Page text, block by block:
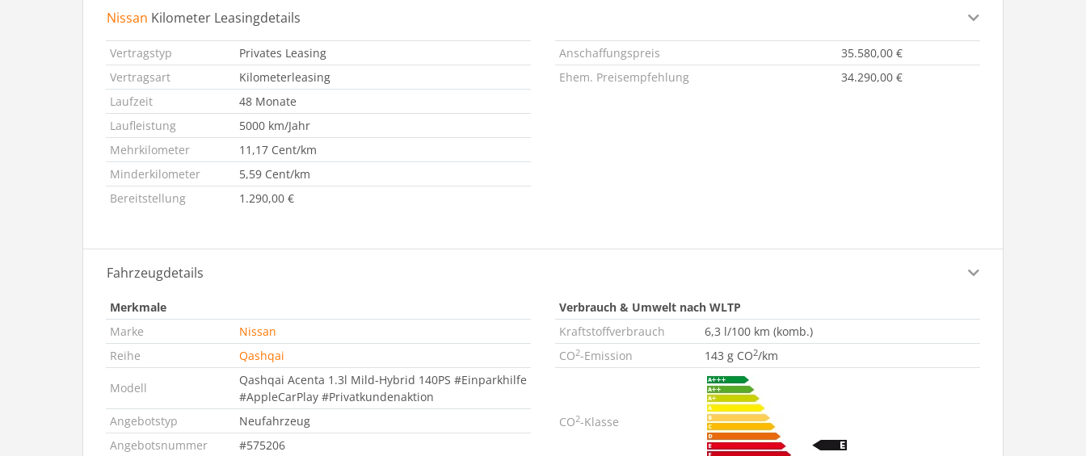
Nissan Kilometer Leasingdetails
Vertragstyp
Privates Leasing
Vertragsart
Kilometerleasing
Laufzeit
48 Monate
Laufleistung
5000 km/Jahr
Mehrkilometer
11,17 Cent/km
Minderkilometer
5,59 Cent/km
Bereitstellung
1.290,00 €
Anschaffungspreis
35.580,00 €
Ehem. Preisempfehlung
34.290,00 €
Fahrzeugdetails
Merkmale
Marke
Nissan
Reihe
Qashqai
Modell
Qashqai Acenta 1.3l Mild-Hybrid 140PS #Einparkhilfe
#AppleCarPlay #Privatkundenaktion
Angebotstyp
Neufahrzeug
Angebotsnummer
#575206
Verbrauch & Umwelt nach WLTP
Kraftstoffverbrauch
6,3 l/100 km (komb.)
CO2-Emission 143 g CO2/km
CO2-Klasse